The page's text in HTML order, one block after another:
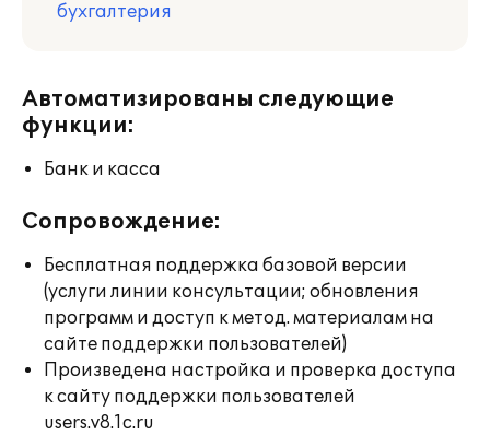
бухгалтерия
Автоматизированы следующие
функции:
Банк и касса
Сопровождение:
Бесплатная поддержка базовой версии
(услуги линии консультации; обновления
программ и доступ к метод. материалам на
сайте поддержки пользователей)
Произведена настройка и проверка доступа
к сайту поддержки пользователей
users.v8.1c.ru